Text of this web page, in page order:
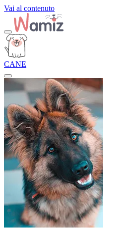
Vai al contenuto
CANE